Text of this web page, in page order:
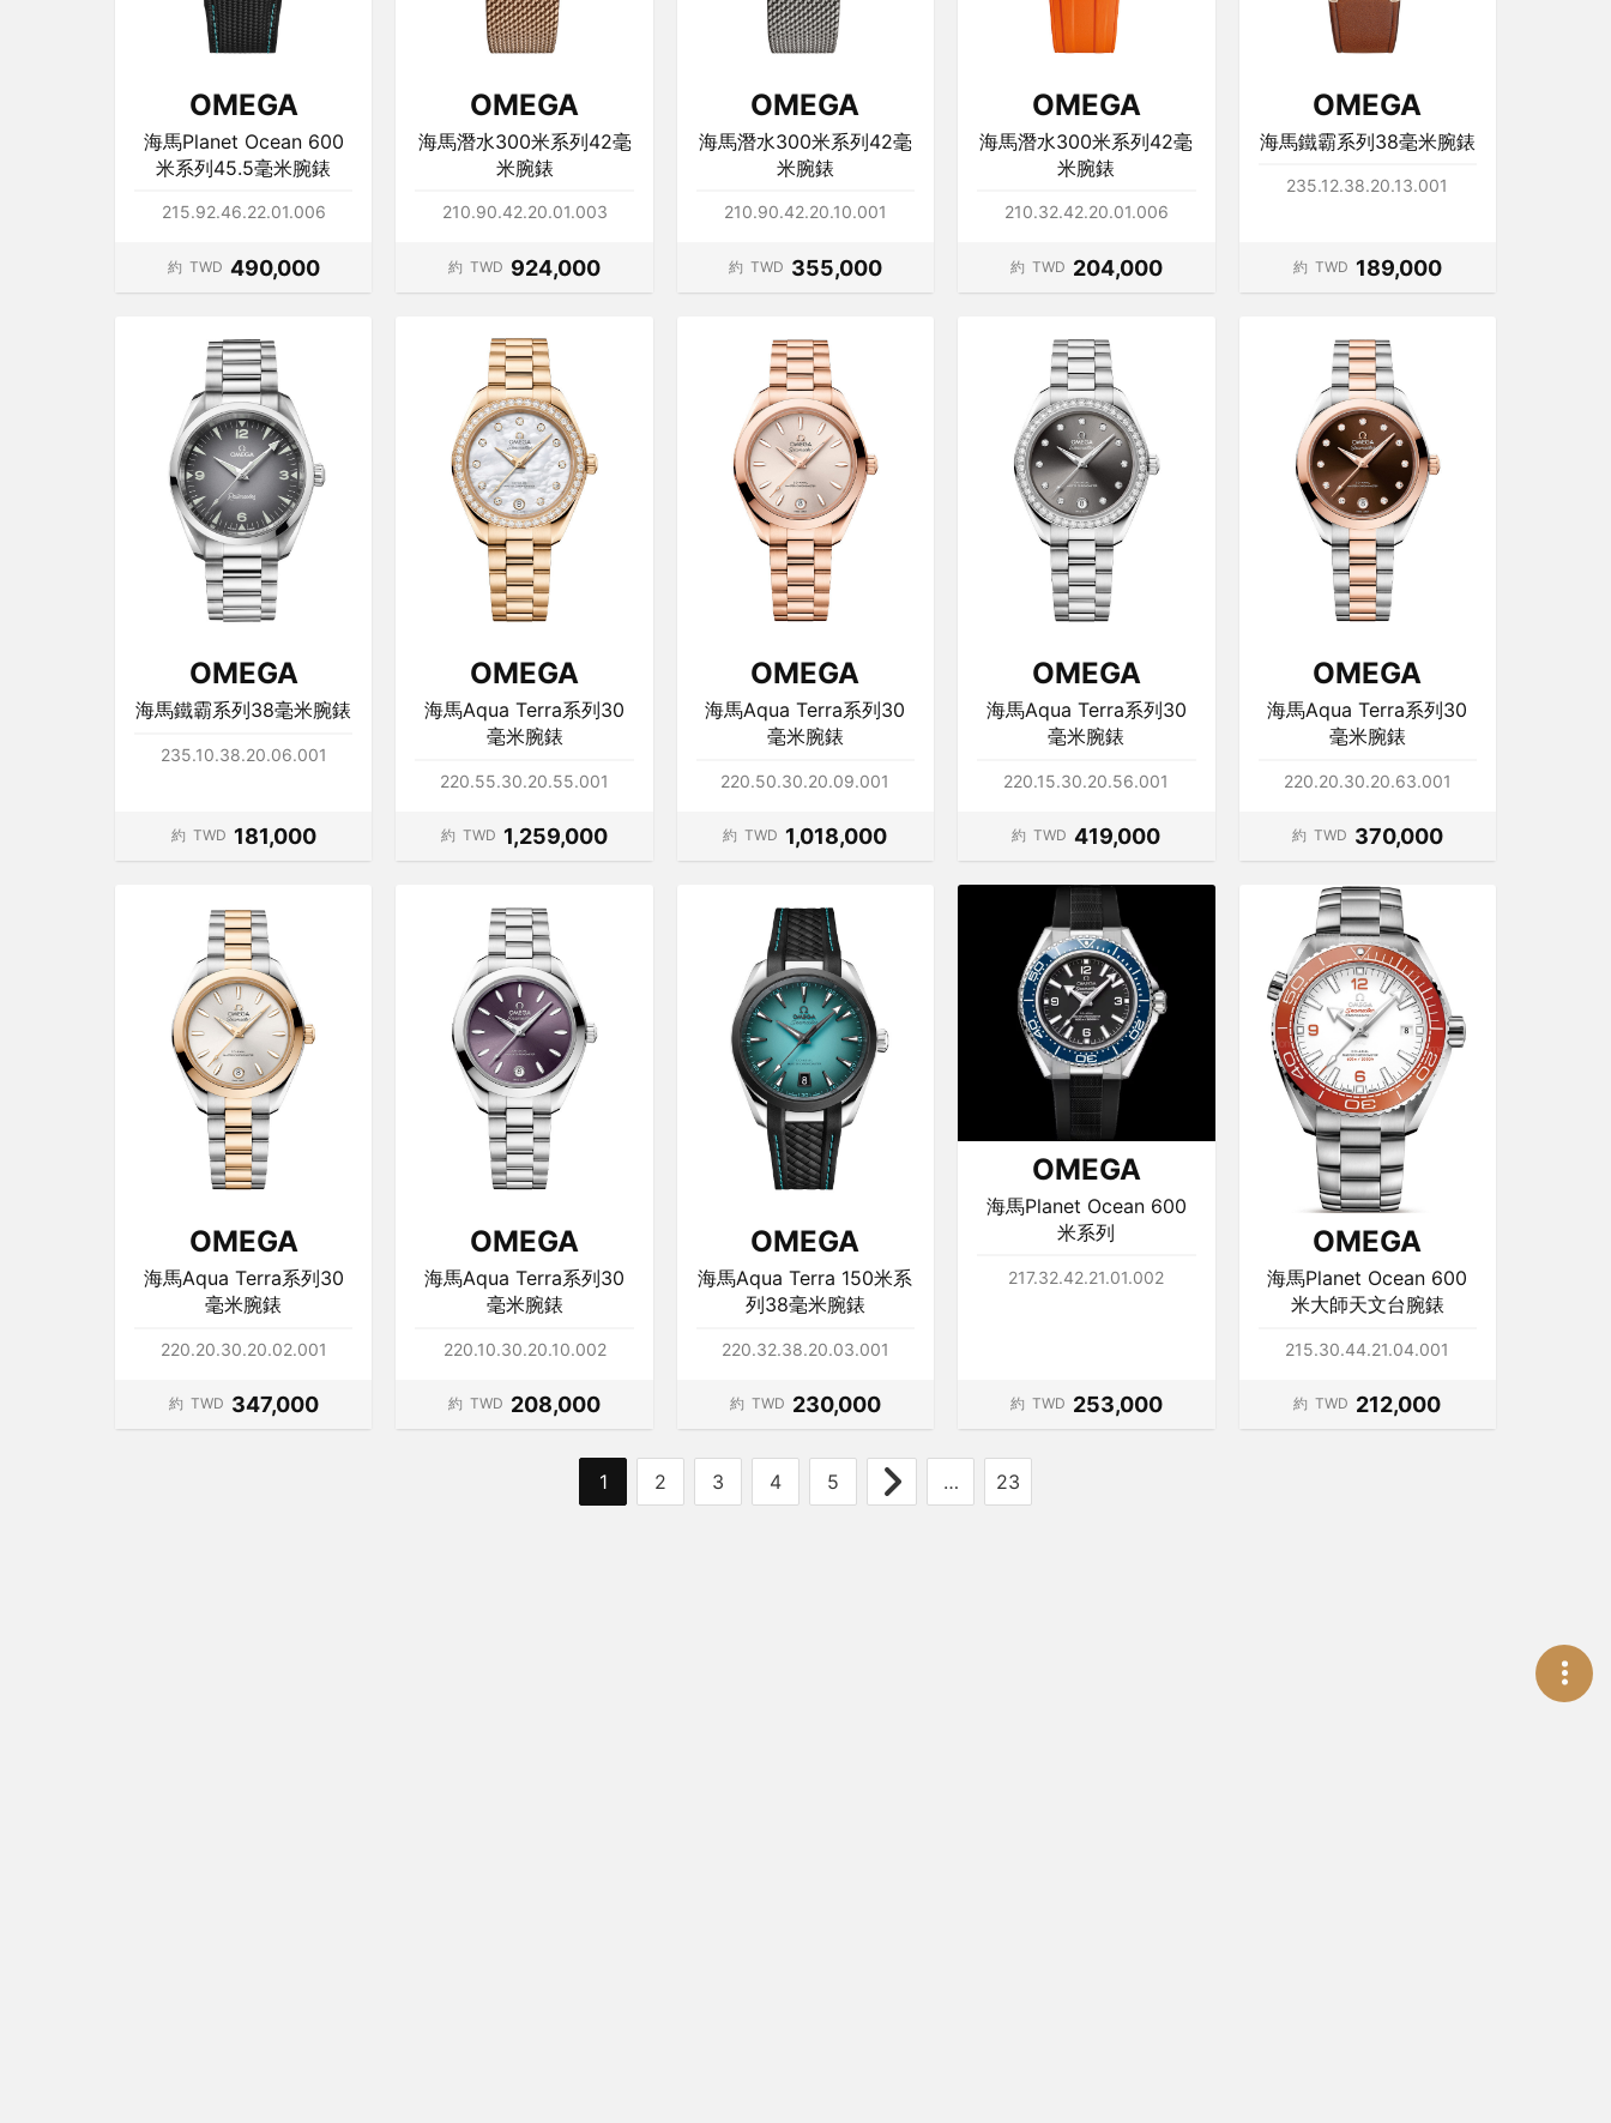
OMEGA
海馬Planet Ocean 600
米系列45.5毫米腕錶
215.92.46.22.01.006
約 TWD 490,000
OMEGA
海馬潛水300米系列42毫
米腕錶
210.90.42.20.01.003
約 TWD 924,000
OMEGA
海馬潛水300米系列42毫
米腕錶
210.90.42.20.10.001
約 TWD 355,000
OMEGA
海馬潛水300米系列42毫
米腕錶
210.32.42.20.01.006
約 TWD 204,000
OMEGA
海馬鐵霸系列38毫米腕錶
235.12.38.20.13.001
約 TWD 189,000
OMEGA
海馬鐵霸系列38毫米腕錶
235.10.38.20.06.001
約 TWD 181,000
OMEGA
海馬Aqua Terra系列30
毫米腕錶
220.55.30.20.55.001
約 TWD 1,259,000
OMEGA
海馬Aqua Terra系列30
毫米腕錶
220.50.30.20.09.001
約 TWD 1,018,000
OMEGA
海馬Aqua Terra系列30
毫米腕錶
220.15.30.20.56.001
約 TWD 419,000
OMEGA
海馬Aqua Terra系列30
毫米腕錶
220.20.30.20.63.001
約 TWD 370,000
OMEGA
海馬Aqua Terra系列30
毫米腕錶
220.20.30.20.02.001
約 TWD 347,000
OMEGA
海馬Aqua Terra系列30
毫米腕錶
220.10.30.20.10.002
約 TWD 208,000
OMEGA
海馬Aqua Terra 150米系
列38毫米腕錶
220.32.38.20.03.001
約 TWD 230,000
OMEGA
海馬Planet Ocean 600
米系列
217.32.42.21.01.002
約 TWD 253,000
OMEGA
海馬Planet Ocean 600
米大師天文台腕錶
215.30.44.21.04.001
約 TWD 212,000
1 2 3 4 5 … 23